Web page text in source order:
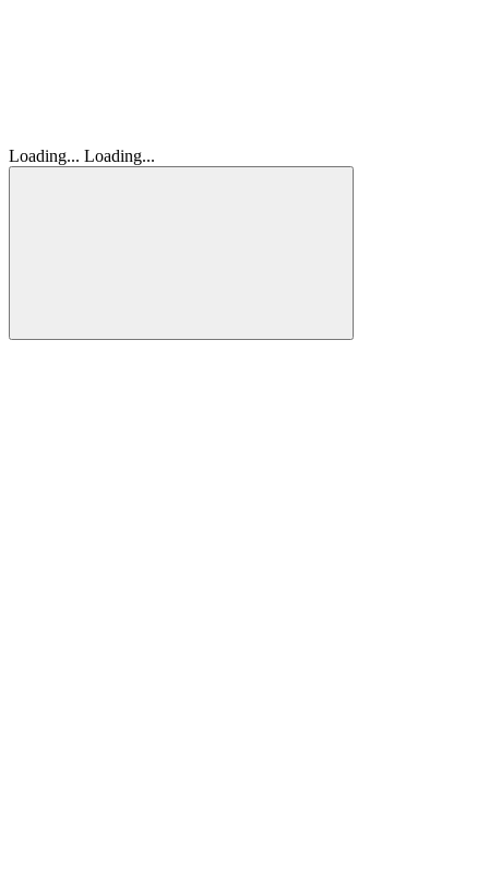
Loading... Loading...